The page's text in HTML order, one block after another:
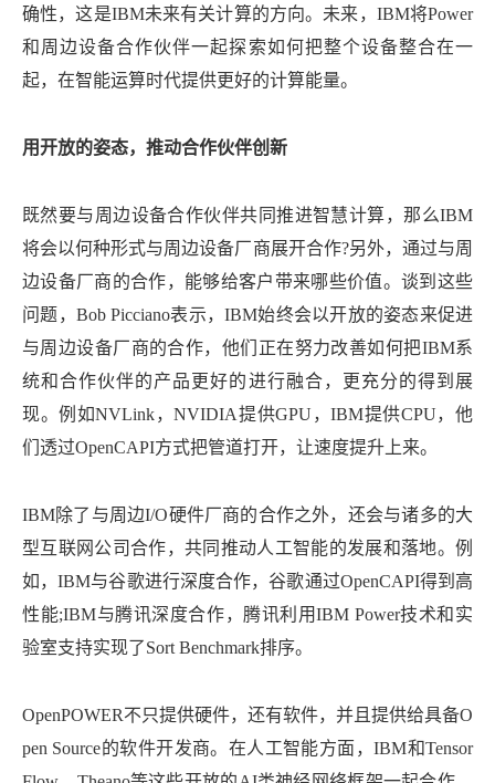
确性，这是IBM未来有关计算的方向。未来，IBM将Power
和周边设备合作伙伴一起探索如何把整个设备整合在一
起，在智能运算时代提供更好的计算能量。
用开放的姿态，推动合作伙伴创新
既然要与周边设备合作伙伴共同推进智慧计算，那么IBM
将会以何种形式与周边设备厂商展开合作?另外，通过与周
边设备厂商的合作，能够给客户带来哪些价值。谈到这些
问题，Bob Picciano表示，IBM始终会以开放的姿态来促进
与周边设备厂商的合作，他们正在努力改善如何把IBM系
统和合作伙伴的产品更好的进行融合，更充分的得到展
现。例如NVLink，NVIDIA提供GPU，IBM提供CPU，他
们透过OpenCAPI方式把管道打开，让速度提升上来。
IBM除了与周边I/O硬件厂商的合作之外，还会与诸多的大
型互联网公司合作，共同推动人工智能的发展和落地。例
如，IBM与谷歌进行深度合作，谷歌通过OpenCAPI得到高
性能;IBM与腾讯深度合作，腾讯利用IBM Power技术和实
验室支持实现了Sort Benchmark排序。
OpenPOWER不只提供硬件，还有软件，并且提供给具备O
pen Source的软件开发商。在人工智能方面，IBM和Tensor